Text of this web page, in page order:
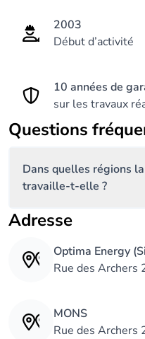
2003
Début d’activité
10 années de
sur les travaux
Questions
Dans quelles régions
travaille-t-elle ?
Adresse
Optima Energy
Rue des Archers
MONS
Rue des Archers